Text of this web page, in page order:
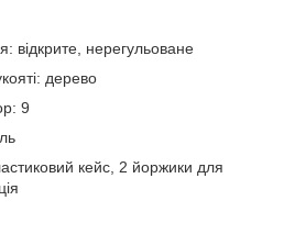
відкрите, нерегульоване
дерево
9
кейс, 2 йоржики для